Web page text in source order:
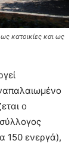
κατοικίες και ως
ο
150 ενεργά),